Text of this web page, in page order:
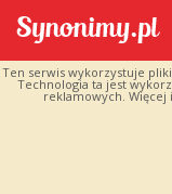
Ten serwis wykorzystuje
Technologia ta jest
reklamowych.